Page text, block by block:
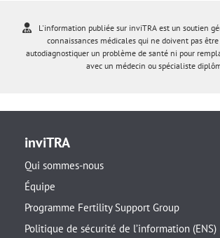
L'information publiée sur inviTRA est un soutien
connaissances médicales qui ne doivent pas
autodiagnostiquer un problème de santé ni pour
avec un médecin ou spécialiste
inviTRA
Qui sommes-nous
Équipe
Programme Fertility Support Group
Politique de sécurité de l’information (ENS)